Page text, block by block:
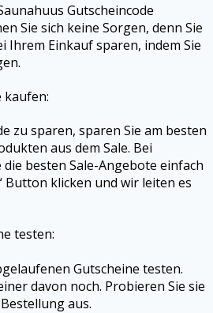
Gutscheincode
Sie sich keine Sorgen, denn Sie
Ihrem Einkauf sparen, indem Sie
kaufen:
zu sparen, sparen Sie am besten
aus dem Sale. Bei
die besten Sale-Angebote einfach
Button klicken und wir leiten es
testen:
Gutscheine testen.
davon noch. Probieren Sie sie
aus.